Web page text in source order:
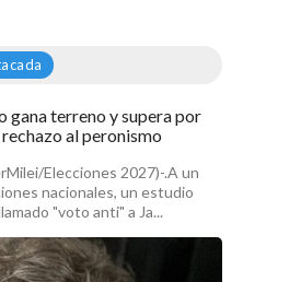
gana terreno y supera por
al peronismo
Elecciones 2027)-.A un
nacionales, un estudio
"voto anti" a Ja...